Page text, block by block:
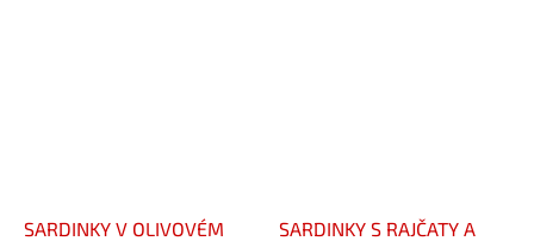
SARDINKY V OLIVOVÉM
SARDINKY S RAJČATY A